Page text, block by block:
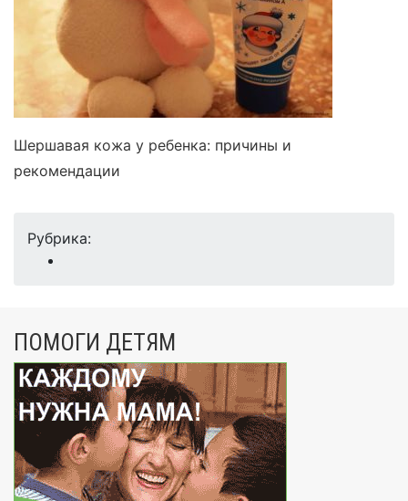
Шершавая кожа у ребенка: причины и
рекомендации
Рубрика:
ПОМОГИ ДЕТЯМ